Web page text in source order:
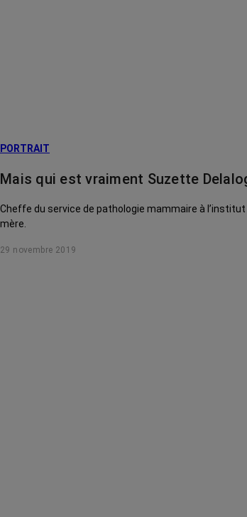
PORTRAIT
Mais qui est vraiment Suzette
Cheffe du service de pathologie mammaire à
mère.
29 novembre 2019